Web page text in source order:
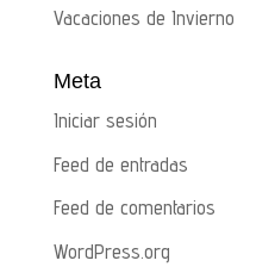
Vacaciones de Invierno
Meta
Iniciar sesión
Feed de entradas
Feed de comentarios
WordPress.org